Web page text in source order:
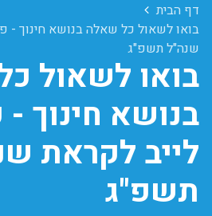
דף הבית
בואו לשאול כל שאלה בנושא חינוך -
שנה"ל תשפ"ג
בואו לשאול
בנושא חינוך -
לייב לקראת
תשפ"ג